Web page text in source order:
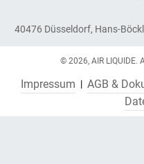
40476 Düsseldorf, Hans-
© 2026, AIR LIQUIDE.
Impressum AGB &